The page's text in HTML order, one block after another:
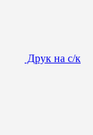
Друк на с/к